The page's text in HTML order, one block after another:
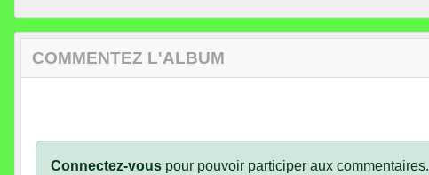
COMMENTEZ L'ALBUM
Connectez-vous pour pouvoir participer aux commentaires.